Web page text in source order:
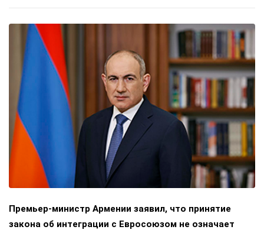
Премьер-министр Армении заявил, что принятие
закона об интеграции с Евросоюзом не означает